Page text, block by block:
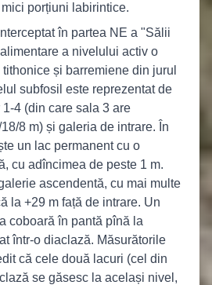
porțiuni labirintice.
în partea NE a "Sălii
a nivelului activ o
și barremiene din jurul
subfosil este reprezentat de
4 (din care sala 3 are
8 m) și galeria de intrare. În
un lac permanent cu o
cu adîncimea de peste 1 m.
ascendentă, cu mai multe
la +29 m față de intrare. Un
coboară în pantă pînă la
într-o diaclază. Măsurătorile
că cele două lacuri (cel din
se găsesc la același nivel,